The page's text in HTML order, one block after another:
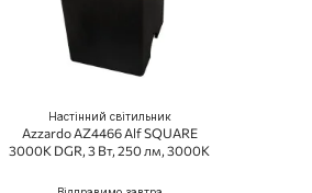
Настінний світильник
Azzardo AZ4466 Alf SQUARE
3000K DGR, 3 Вт, 250 лм, 3000K